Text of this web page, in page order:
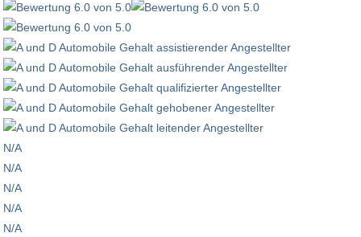
N/A
N/A
N/A
N/A
N/A